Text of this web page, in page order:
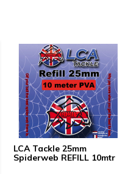
LCA Tackle 25mm
Spiderweb REFILL 10mtr